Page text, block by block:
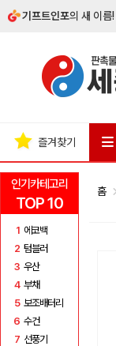
기프트인포의 새 이름!
인기카테고리
TOP 10
1 에코백
2 텀블러
3 우산
4 부채
5 보조배터리
6 수건
7 선풍기
즐겨찾기
홈